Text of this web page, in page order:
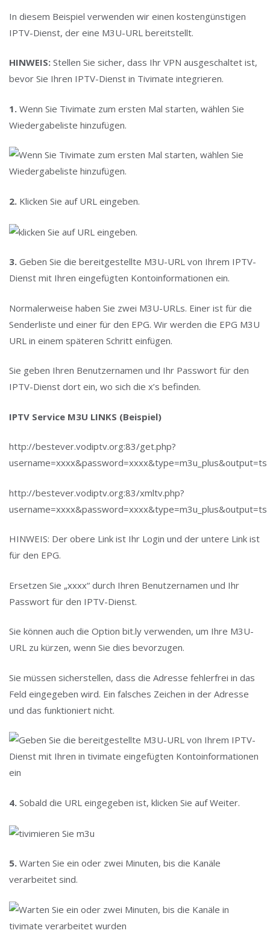
In diesem Beispiel verwenden wir einen kostengünstigen
IPTV-Dienst, der eine M3U-URL bereitstellt.
HINWEIS: Stellen Sie sicher, dass Ihr VPN ausgeschaltet ist,
bevor Sie Ihren IPTV-Dienst in Tivimate integrieren.
1. Wenn Sie Tivimate zum ersten Mal starten, wählen Sie
Wiedergabeliste hinzufügen.
2. Klicken Sie auf URL eingeben.
3. Geben Sie die bereitgestellte M3U-URL von Ihrem IPTV-
Dienst mit Ihren eingefügten Kontoinformationen ein.
Normalerweise haben Sie zwei M3U-URLs. Einer ist für die
Senderliste und einer für den EPG. Wir werden die EPG M3U
URL in einem späteren Schritt einfügen.
Sie geben Ihren Benutzernamen und Ihr Passwort für den
IPTV-Dienst dort ein, wo sich die x’s befinden.
IPTV Service M3U LINKS (Beispiel)
http://bestever.vodiptv.org:83/get.php?
username=xxxx&password=xxxx&type=m3u_plus&output=ts
http://bestever.vodiptv.org:83/xmltv.php?
username=xxxx&password=xxxx&type=m3u_plus&output=ts
HINWEIS: Der obere Link ist Ihr Login und der untere Link ist
für den EPG.
Ersetzen Sie „xxxx“ durch Ihren Benutzernamen und Ihr
Passwort für den IPTV-Dienst.
Sie können auch die Option bit.ly verwenden, um Ihre M3U-
URL zu kürzen, wenn Sie dies bevorzugen.
Sie müssen sicherstellen, dass die Adresse fehlerfrei in das
Feld eingegeben wird. Ein falsches Zeichen in der Adresse
und das funktioniert nicht.
4. Sobald die URL eingegeben ist, klicken Sie auf Weiter.
5. Warten Sie ein oder zwei Minuten, bis die Kanäle
verarbeitet sind.